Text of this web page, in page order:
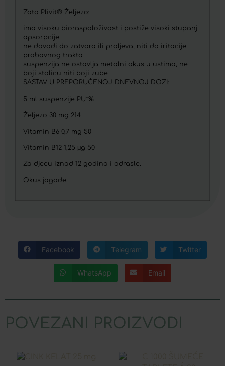
Zato Plivit® Željezo:
ima visoku bioraspoloživost i postiže visoki stupanj
apsorpcije
ne dovodi do zatvora ili proljeva, niti do iritacije
probavnog trakta
suspenzija ne ostavlja metalni okus u ustima, ne
boji stolicu niti boji zube
SASTAV U PREPORUČENOJ DNEVNOJ DOZI:
5 ml suspenzije PU*%
Željezo 30 mg 214
Vitamin B6 0,7 mg 50
Vitamin B12 1,25 μg 50
Za djecu iznad 12 godina i odrasle.
Okus jagode.
Facebook Telegram Twitter
WhatsApp Email
POVEZANI PROIZVODI